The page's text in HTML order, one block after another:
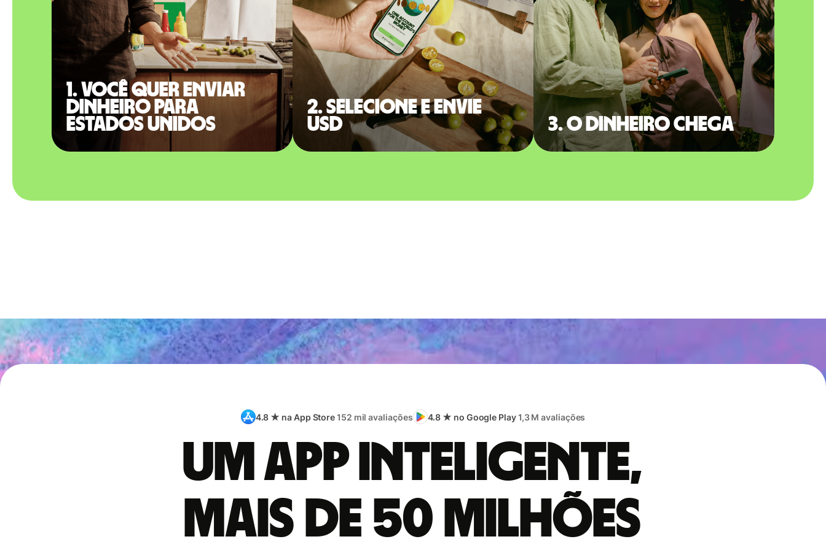
1. Você quer enviar
dinheiro para
Estados Unidos
2. Selecione e envie
USD
3. O dinheiro chega
4.8 ★ na App Store152 mil avaliações 4.8 ★ no Google Play1,3 M avaliações
Um app inteligente,
mais de 50 milhões